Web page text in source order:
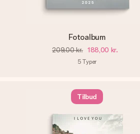
Fotoalbum
209,00 kr. 188,00 kr.
5 Typer
Tilbud